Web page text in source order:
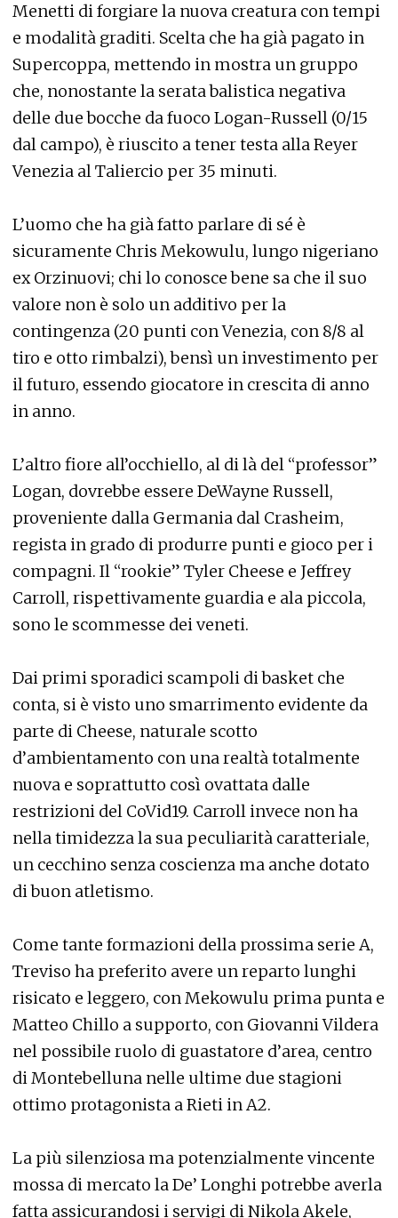
Menetti di forgiare la nuova creatura con tempi
e modalità graditi. Scelta che ha già pagato in
Supercoppa, mettendo in mostra un gruppo
che, nonostante la serata balistica negativa
delle due bocche da fuoco Logan-Russell (0/15
dal campo), è riuscito a tener testa alla Reyer
Venezia al Taliercio per 35 minuti.
L’uomo che ha già fatto parlare di sé è
sicuramente Chris Mekowulu, lungo nigeriano
ex Orzinuovi; chi lo conosce bene sa che il suo
valore non è solo un additivo per la
contingenza (20 punti con Venezia, con 8/8 al
tiro e otto rimbalzi), bensì un investimento per
il futuro, essendo giocatore in crescita di anno
in anno.
L’altro fiore all’occhiello, al di là del “professor”
Logan, dovrebbe essere DeWayne Russell,
proveniente dalla Germania dal Crasheim,
regista in grado di produrre punti e gioco per i
compagni. Il “rookie” Tyler Cheese e Jeffrey
Carroll, rispettivamente guardia e ala piccola,
sono le scommesse dei veneti.
Dai primi sporadici scampoli di basket che
conta, si è visto uno smarrimento evidente da
parte di Cheese, naturale scotto
d’ambientamento con una realtà totalmente
nuova e soprattutto così ovattata dalle
restrizioni del CoVid19. Carroll invece non ha
nella timidezza la sua peculiarità caratteriale,
un cecchino senza coscienza ma anche dotato
di buon atletismo.
Come tante formazioni della prossima serie A,
Treviso ha preferito avere un reparto lunghi
risicato e leggero, con Mekowulu prima punta e
Matteo Chillo a supporto, con Giovanni Vildera
nel possibile ruolo di guastatore d’area, centro
di Montebelluna nelle ultime due stagioni
ottimo protagonista a Rieti in A2.
La più silenziosa ma potenzialmente vincente
mossa di mercato la De’ Longhi potrebbe averla
fatta assicurandosi i servigi di Nikola Akele,